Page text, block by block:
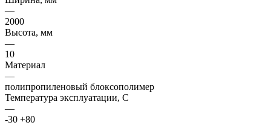
—
2000
Высота, мм
—
10
Материал
—
полипропиленовый блоксополимер
Температура эксплуатации, С
—
-30 +80